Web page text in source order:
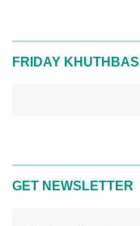
FRIDAY KHUTHBAS
GET NEWSLETTER